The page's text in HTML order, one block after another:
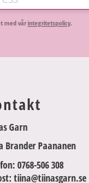
med vårintegritetspolicy.
Garn
Brander Paananen
0768-506 308
tiina@tiinasgarn.se